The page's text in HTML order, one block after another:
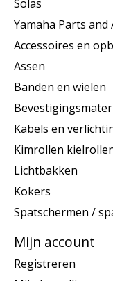
Solas
Yamaha Parts and
Accessoires en
Assen
Banden en wielen
Kabels en
Kimrollen
Lichtbakken
Kokers
Spatschermen /
Mijn account
Registreren